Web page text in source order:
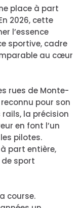
place à part
2026, cette
l’essence
sportive, cadre
au cœur
rues de Monte-
pour son
rails, la précision
en font l’un
pilotes.
part entière,
sport
course.